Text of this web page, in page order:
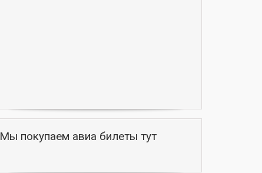
Мы покупаем авиа билеты тут